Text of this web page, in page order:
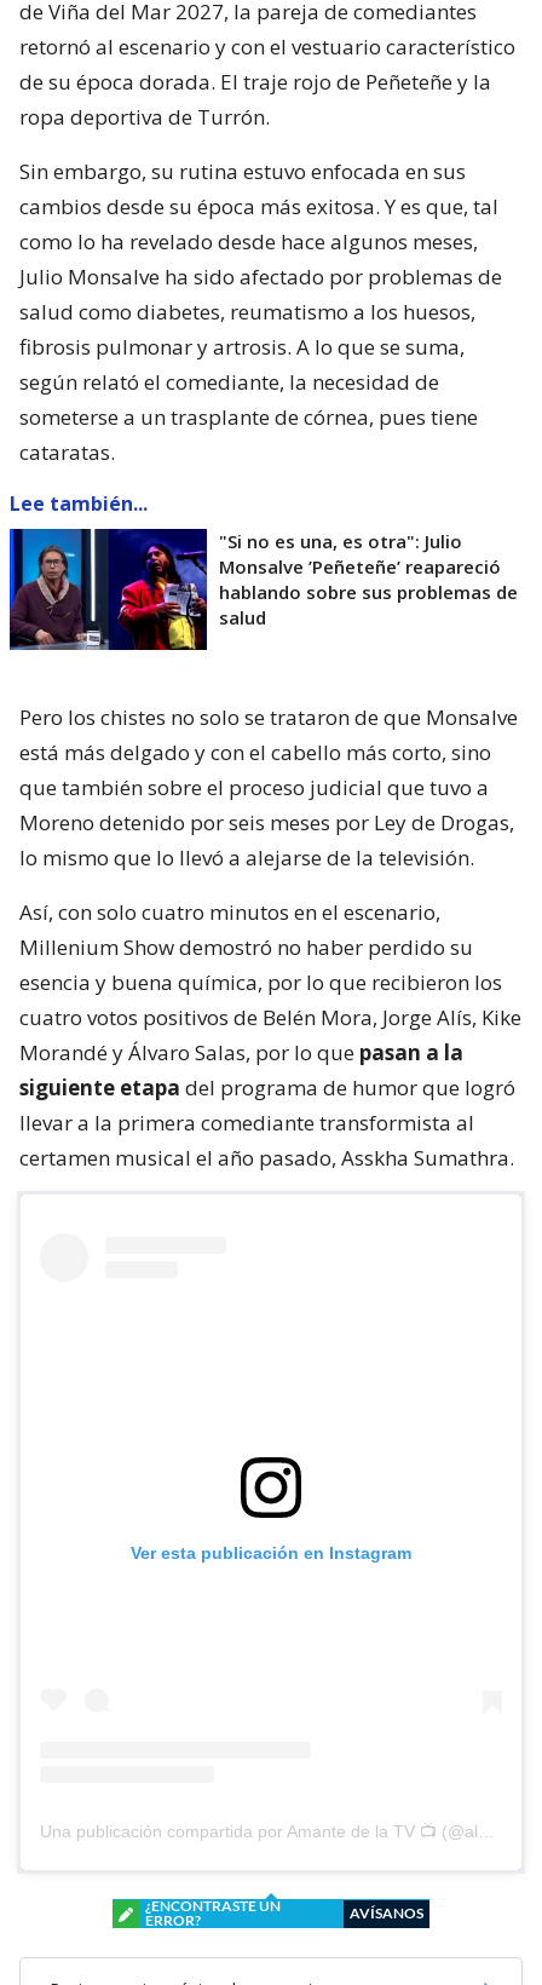
de Viña del Mar 2027, la pareja de comediantes
retornó al escenario y con el vestuario característico
de su época dorada. El traje rojo de Peñeteñe y la
ropa deportiva de Turrón.
Sin embargo, su rutina estuvo enfocada en sus
cambios desde su época más exitosa. Y es que, tal
como lo ha revelado desde hace algunos meses,
Julio Monsalve ha sido afectado por problemas de
salud como diabetes, reumatismo a los huesos,
fibrosis pulmonar y artrosis. A lo que se suma,
según relató el comediante, la necesidad de
someterse a un trasplante de córnea, pues tiene
cataratas.
Lee también...
"Si no es una, es otra": Julio
Monsalve ’Peñeteñe’ reapareció
hablando sobre sus problemas de
salud
Pero los chistes no solo se trataron de que Monsalve
está más delgado y con el cabello más corto, sino
que también sobre el proceso judicial que tuvo a
Moreno detenido por seis meses por Ley de Drogas,
lo mismo que lo llevó a alejarse de la televisión.
Así, con solo cuatro minutos en el escenario,
Millenium Show demostró no haber perdido su
esencia y buena química, por lo que recibieron los
cuatro votos positivos de Belén Mora, Jorge Alís, Kike
Morandé y Álvaro Salas, por lo que pasan a la
siguiente etapa del programa de humor que logró
llevar a la primera comediante transformista al
certamen musical el año pasado, Asskha Sumathra.
Ver esta publicación en Instagram
Una publicación compartida por Amante de la TV 📺 (@alguien_te_observa)
¿ENCONTRASTE UN
ERROR?
AVÍSANOS